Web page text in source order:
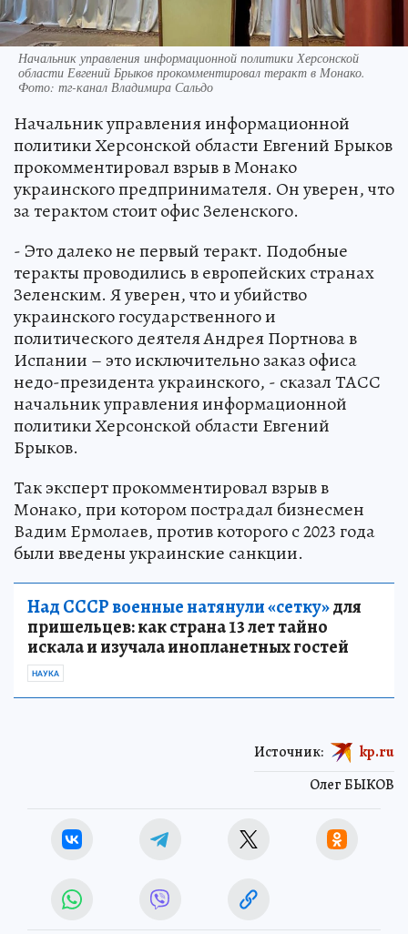
Начальник управления информационной политики Херсонской
области Евгений Брыков прокомментировал теракт в Монако.
Фото: тг-канал Владимира Сальдо
Начальник управления информационной
политики Херсонской области Евгений Брыков
прокомментировал взрыв в Монако
украинского предпринимателя. Он уверен, что
за терактом стоит офис Зеленского.
- Это далеко не первый теракт. Подобные
теракты проводились в европейских странах
Зеленским. Я уверен, что и убийство
украинского государственного и
политического деятеля Андрея Портнова в
Испании – это исключительно заказ офиса
недо-президента украинского, - сказал ТАСС
начальник управления информационной
политики Херсонской области Евгений
Брыков.
Так эксперт прокомментировал взрыв в
Монако, при котором пострадал бизнесмен
Вадим Ермолаев, против которого с 2023 года
были введены украинские санкции.
Над СССР военные натянули «сетку»для
пришельцев: как страна 13 лет тайно
искала и изучала инопланетных гостей
НАУКА
Олег БЫКОВ
Источник: kp.ru